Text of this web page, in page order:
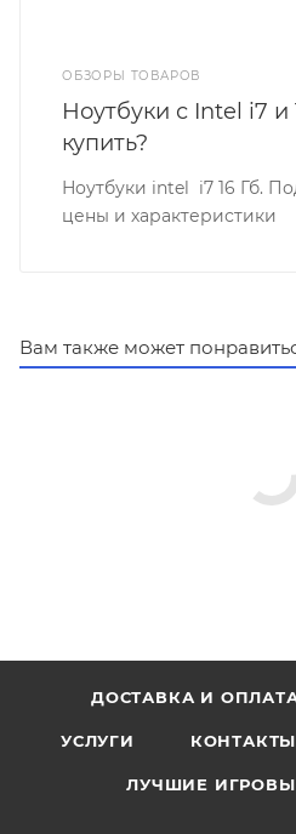
ОБЗОРЫ ТОВАРОВ
Ноутбуки с Intel i7 и
купить?
Ноутбуки intel i7 16 Гб.
цены и характеристики
Вам также может
ДОСТАВКА И
УСЛУГИ КОНТАКТЫ
ЛУЧШИЕ